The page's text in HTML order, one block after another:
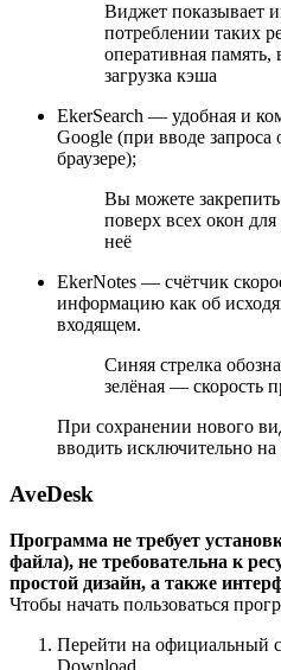
Виджет показывает
потреблении таких
оперативная память,
загрузка кэша
EkerSearch — удобная и
Google (при вводе запроса
браузере);
Вы можете
поверх всех окон
неё
EkerNotes — счётчик
информацию как об
входящем.
Синяя стрелка
зелёная — скорость
При сохранении нового
вводить исключительно
AveDesk
Программа не требует
файла), не требовательна к
простой дизайн, а также
Чтобы начать пользоваться
Перейти на официальный
Download.